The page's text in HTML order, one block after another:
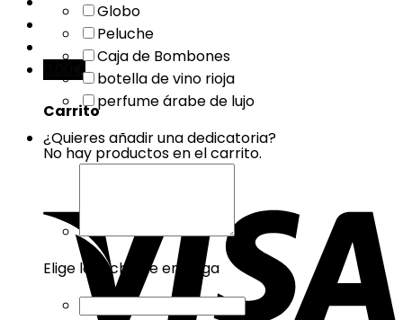
€
Carrito
No hay productos en el carrito.
Globo
Peluche
Caja de Bombones
botella de vino rioja
perfume árabe de lujo
¿Quieres añadir una dedicatoria?
Elige la fecha de entrega